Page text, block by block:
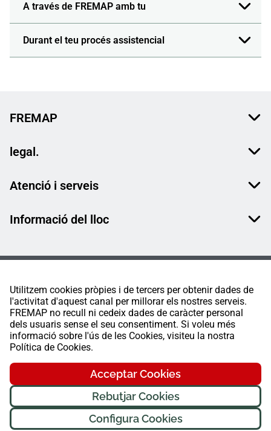
Utilitzem cookies pròpies i de tercers per obtenir dades de
l'activitat d'aquest canal per millorar els nostres serveis.
FREMAP no recull ni cedeix dades de caràcter personal
dels usuaris sense el seu consentiment. Si voleu més
informació sobre l'ús de les Cookies, visiteu la nostra
Política de Cookies.
Acceptar Cookies
Rebutjar Cookies
Configura Cookies
A través de FREMAP amb tu
Durant el teu procés assistencial
FREMAP
legal.
Atenció i serveis
Informació del lloc
FREMAP Ⓒ Tots els drets reservats